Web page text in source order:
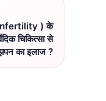
Infertility ) के
चिकित्सा से
का इलाज ?